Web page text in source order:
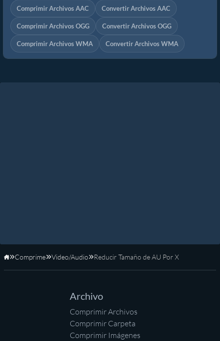
Comprimir Archivos AAC Convertir Archivos AAC
Comprimir Archivos OGG Convertir Archivos OGG
Comprimir Archivos WMA Convertir Archivos WMA
Inicio
Comprime Video/Audio Reducir Tamaño de AU Por X
Archivo
Comprimir Archivos
Comprimir Carpeta
Comprimir Imágenes